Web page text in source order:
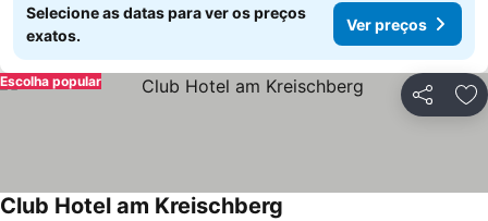
Selecione as datas para ver os preços
exatos.
Ver preços
Partilhar
Escolha popular
Club Hotel am Kreischberg